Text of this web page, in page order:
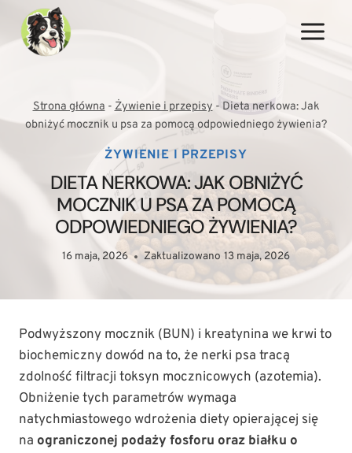
Przejdź
treści
Strona główna-Żywienie i przepisy- Dieta nerkowa: Jak
obniżyć mocznik u psa za pomocą odpowiedniego żywienia?
ŻYWIENIE I PRZEPISY
DIETA NERKOWA: JAK OBNIŻYĆ
MOCZNIK U PSA ZA POMOCĄ
ODPOWIEDNIEGO ŻYWIENIA?
16 maja, 2026 Zaktualizowano 13 maja, 2026
Podwyższony mocznik (BUN) i kreatynina we krwi to
biochemiczny dowód na to, że nerki psa tracą
zdolność filtracji toksyn mocznicowych (azotemia).
Obniżenie tych parametrów wymaga
natychmiastowego wdrożenia diety opierającej się
na ograniczonej podaży fosforu oraz białku o